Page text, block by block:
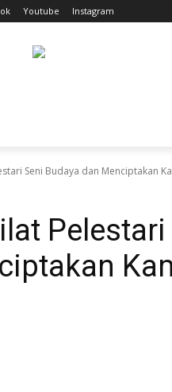
Youtube Instagram
Seni Budaya dan Menciptakan
Pelestari